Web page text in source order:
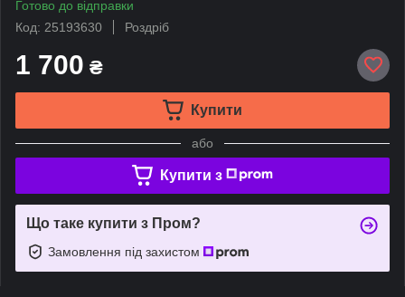
Готово до відправки
Код: 25193630
Роздріб
1 700 ₴
Купити
або
Купити з
Що таке купити з Пром?
Замовлення під захистом